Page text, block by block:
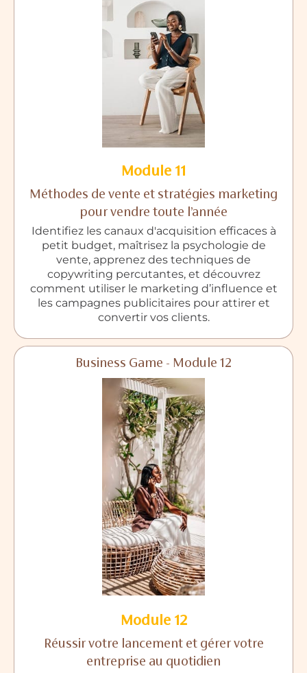
Module 11
Méthodes de vente et stratégies marketing
pour vendre toute l’année
Identifiez les canaux d'acquisition efficaces à
petit budget, maîtrisez la psychologie de
vente, apprenez des techniques de
copywriting percutantes, et découvrez
comment utiliser le marketing d’influence et
les campagnes publicitaires pour attirer et
convertir vos clients.
Business Game - Module 12
Module 12
Réussir votre lancement et gérer votre
entreprise au quotidien